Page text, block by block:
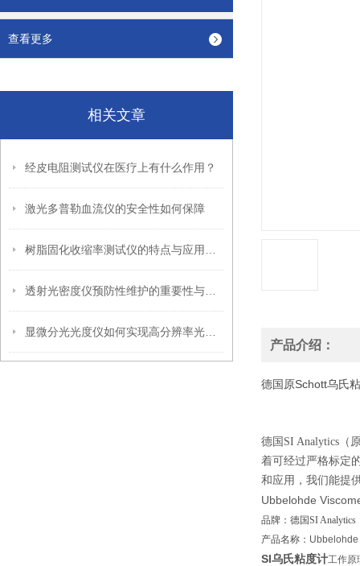
查看更多
相关文章
经皮电阻测试仪在医疗上有什么作用？
激光多普勒血流仪的安全性如何保障
产品介绍：
德国原Schott乌氏
德国SI Analytics（
着可经过严格标定
和应用，我们能提
Ubbelohde
品牌：德国SI Analytics
产品名称：
SI乌氏粘度计工作原